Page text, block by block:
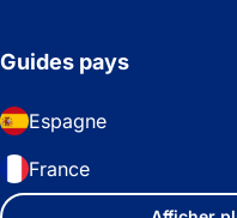
Guides pays
Espagne
France